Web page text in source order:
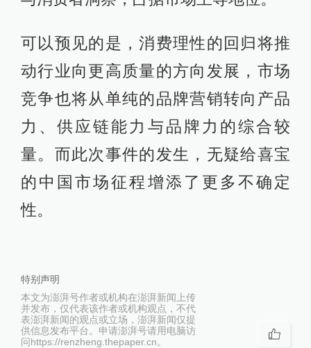
可以预见的是，消费理性的回归将推
动行业向更高质量的方向发展，市场
竞争也将从单纯的品牌营销转向产品
力、供应链能力与品牌力的综合较
量。而此次事件的发生，无疑给喜宝
的中国市场征程增添了更多不确定
性。
特别声明
本文为澎湃号作者或机构在澎湃新闻上传
并发布，仅代表该作者或机构观点，不代
表澎湃新闻的观点或立场，澎湃新闻仅提
供信息发布平台。申请澎湃号请用电脑访
问https://renzheng.thepaper.cn。